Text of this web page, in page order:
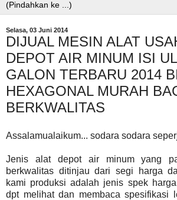
Selasa, 03 Juni 2014
DIJUAL MESIN ALAT
DEPOT AIR MINUM ISI
GALON TERBARU 2014
HEXAGONAL MURAH
BERKWALITAS
Assalamualaikum... sodara sodara
Jenis alat depot air minum yang
berkwalitas ditinjau dari segi harga
kami produksi adalah jenis spek
dpt melihat dan membaca spesifikasi